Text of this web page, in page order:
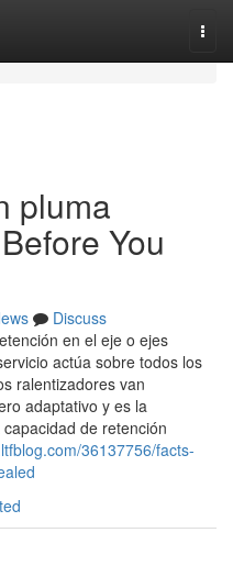
pluma
You
Discuss
en el eje o ejes
actúa sobre todos los
ralentizadores van
adaptativo y es la
de retención
36137756/facts-